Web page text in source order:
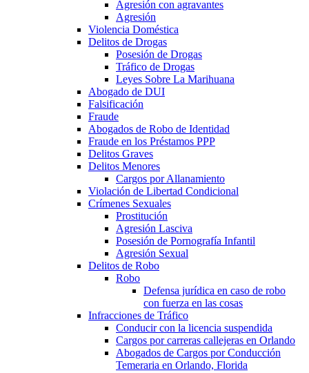
Agresión con agravantes
Agresión
Violencia Doméstica
Delitos de Drogas
Posesión de Drogas
Tráfico de Drogas
Leyes Sobre La Marihuana
Abogado de DUI
Falsificación
Fraude
Abogados de Robo de Identidad
Fraude en los Préstamos PPP
Delitos Graves
Delitos Menores
Cargos por Allanamiento
Violación de Libertad Condicional
Crímenes Sexuales
Prostitución
Agresión Lasciva
Posesión de Pornografía Infantil
Agresión Sexual
Delitos de Robo
Robo
Defensa jurídica en caso de robo
con fuerza en las cosas
Infracciones de Tráfico
Conducir con la licencia suspendida
Cargos por carreras callejeras en Orlando
Abogados de Cargos por Conducción
Temeraria en Orlando, Florida